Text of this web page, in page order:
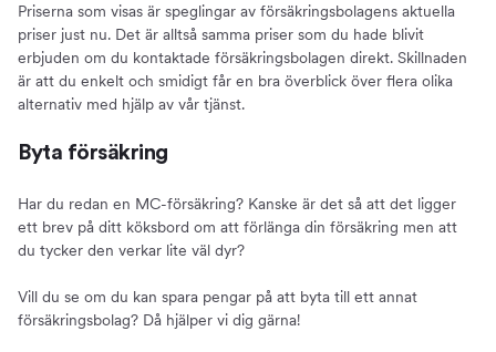
Priserna som visas är speglingar av försäkringsbolagens aktuella
priser just nu. Det är alltså samma priser som du hade blivit
erbjuden om du kontaktade försäkringsbolagen direkt. Skillnaden
är att du enkelt och smidigt får en bra överblick över flera olika
alternativ med hjälp av vår tjänst.
Byta försäkring
Har du redan en MC-försäkring? Kanske är det så att det ligger
ett brev på ditt köksbord om att förlänga din försäkring men att
du tycker den verkar lite väl dyr?
Vill du se om du kan spara pengar på att byta till ett annat
försäkringsbolag? Då hjälper vi dig gärna!